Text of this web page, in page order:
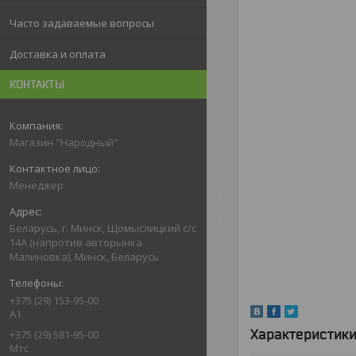
Часто задаваемые вопросы
Доставка и оплата
КОНТАКТЫ
Магазин "Народный"
Менеджер
Беларусь, г. Минск, Щомыслицкий с/с
14А (напротив авторынка
Малиновка), Минск, Беларусь
+375 (29) 153-95-00
А1
+375 (29) 581-95-00
Мтс
Характеристики